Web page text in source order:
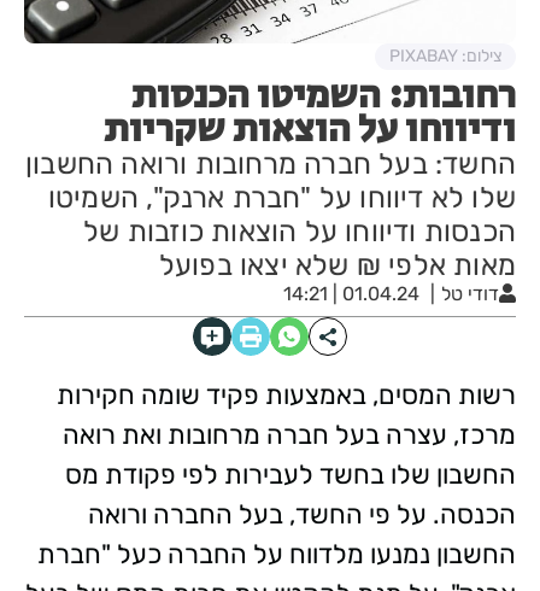
רחובות: השמיטו הכנסות
ודיווחו על הוצאות שקריות
החשד: בעל חברה מרחובות ורואה החשבון
שלו לא דיווחו על "חברת ארנק", השמיטו
הכנסות ודיווחו על הוצאות כוזבות של
מאות אלפי ₪ שלא יצאו בפועל
דודי טל 01.04.24 | 14:21
צילום: PIXABAY
רשות המסים, באמצעות פקיד שומה חקירות
מרכז, עצרה בעל חברה מרחובות ואת רואה
החשבון שלו בחשד לעבירות לפי פקודת מס
הכנסה. על פי החשד, בעל החברה ורואה
החשבון נמנעו מלדווח על החברה כעל "חברת